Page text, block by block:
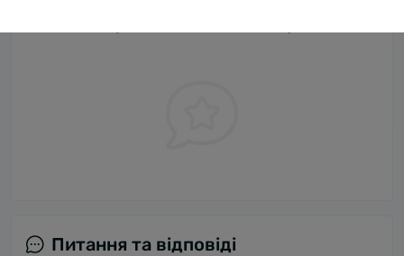
Питання та відповіді